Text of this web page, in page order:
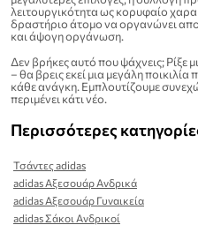
λειτουργικότητα ως κορυφαίο
δραστήριο άτομο να οργανώνει
και άψογη οργάνωση.
Δεν βρήκες αυτό που ψάχνεις; Ρίξε
– θα βρεις εκεί μια μεγάλη
κάθε ανάγκη. Εμπλουτίζουμε
περιμένει κάτι νέο.
Περισσότερες
Τσάντες adidas
adidas Αξεσουάρ Ανδρικά
adidas Αξεσουάρ Γυναικεία
adidas Σάκοι Ανδρικοί